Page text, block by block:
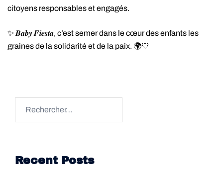
citoyens responsables et engagés.
✨ 𝑩𝒂𝒃𝒚 𝑭𝒊𝒆𝒔𝒕𝒂, c’est semer dans le cœur des enfants les
graines de la solidarité et de la paix. 🌍💙
Recent Posts